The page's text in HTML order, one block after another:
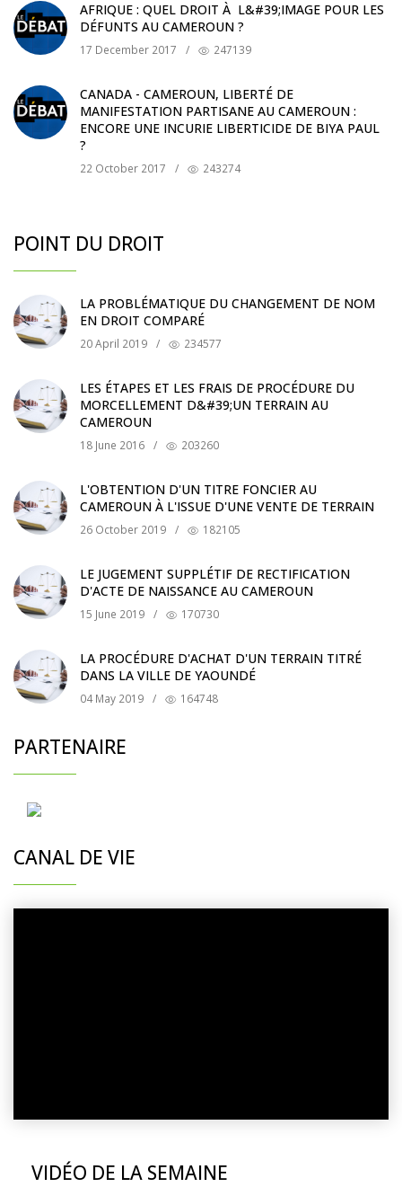
AFRIQUE : QUEL DROIT À L&#39;IMAGE POUR LES
DÉFUNTS AU CAMEROUN ?
17 December 2017 / 247139
CANADA - CAMEROUN, LIBERTÉ DE
MANIFESTATION PARTISANE AU CAMEROUN :
ENCORE UNE INCURIE LIBERTICIDE DE BIYA PAUL
?
22 October 2017 / 243274
POINT DU DROIT
LA PROBLÉMATIQUE DU CHANGEMENT DE NOM
EN DROIT COMPARÉ
20 April 2019 / 234577
LES ÉTAPES ET LES FRAIS DE PROCÉDURE DU
MORCELLEMENT D&#39;UN TERRAIN AU
CAMEROUN
18 June 2016 / 203260
L'OBTENTION D'UN TITRE FONCIER AU
CAMEROUN À L'ISSUE D'UNE VENTE DE TERRAIN
26 October 2019 / 182105
LE JUGEMENT SUPPLÉTIF DE RECTIFICATION
D'ACTE DE NAISSANCE AU CAMEROUN
15 June 2019 / 170730
LA PROCÉDURE D'ACHAT D'UN TERRAIN TITRÉ
DANS LA VILLE DE YAOUNDÉ
04 May 2019 / 164748
PARTENAIRE
CANAL DE VIE
VIDÉO DE LA SEMAINE